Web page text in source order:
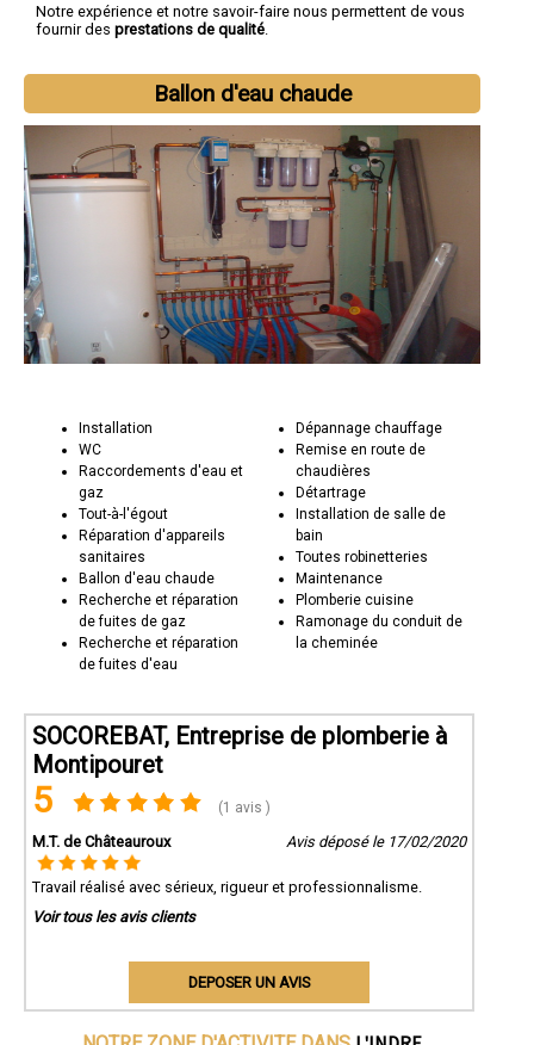
Notre expérience et notre savoir-faire nous permettent de vous
fournir des prestations de qualité
Ballon d'eau chaude
Installation
WC
Raccordements d'eau et
gaz
Tout-à-l'égout
Réparation d'appareils
sanitaires
Ballon d'eau chaude
Recherche et réparation
de fuites de gaz
Recherche et réparation
de fuites d'eau
Dépannage chauffage
Remise en route de
chaudières
Détartrage
Installation de salle de
bain
Toutes robinetteries
Maintenance
Plomberie cuisine
Ramonage du conduit de
la cheminée
SOCOREBAT, Entreprise de plomberie à
Montipouret
5 (1 avis )
M.T. de Châteauroux Avis déposé le 17/02/2020
Travail réalisé avec sérieux, rigueur et professionnalisme.
Voir tous les avis clients
DEPOSER UN AVIS